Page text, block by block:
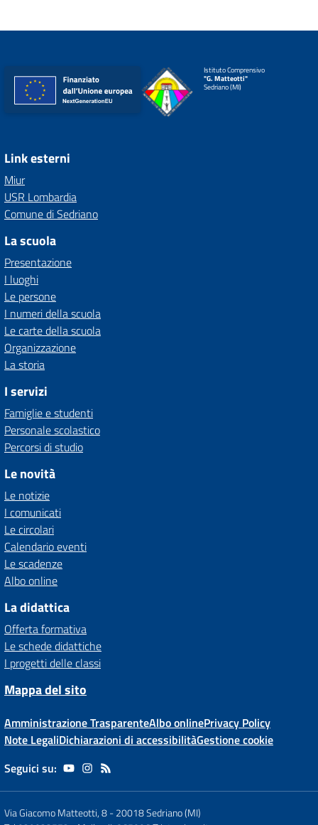
Istituto Comprensivo
"G. Matteotti"
Sedriano (MI)
Link esterni
Miur
USR Lombardia
Comune di Sedriano
La scuola
Presentazione
I luoghi
Le persone
I numeri della scuola
Le carte della scuola
Organizzazione
La storia
I servizi
Famiglie e studenti
Personale scolastico
Percorsi di studio
Le novità
Le notizie
I comunicati
Le circolari
Calendario eventi
Le scadenze
Albo online
La didattica
Offerta formativa
Le schede didattiche
I progetti delle classi
Mappa del sito
Amministrazione TrasparenteAlbo onlinePrivacy Policy
Note LegaliDichiarazioni di accessibilitàGestione cookie
Seguici su:
Via Giacomo Matteotti, 8-20018 Sedriano (MI)